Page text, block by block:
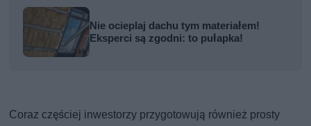
Nie ocieplaj dachu tym materiałem!
Eksperci są zgodni: to pułapka!
Coraz częściej inwestorzy przygotowują również prosty